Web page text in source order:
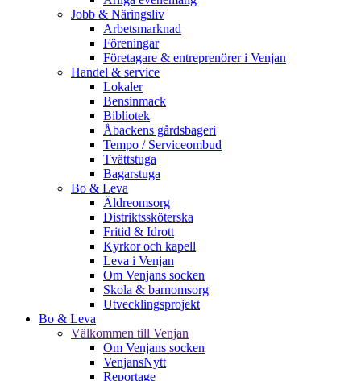
Jobb & Näringsliv
Arbetsmarknad
Föreningar
Företagare & entreprenörer i Venjan
Handel & service
Lokaler
Bensinmack
Bibliotek
Åbackens gårdsbageri
Tempo / Serviceombud
Tvättstuga
Bagarstuga
Bo & Leva
Äldreomsorg
Distriktssköterska
Fritid & Idrott
Kyrkor och kapell
Leva i Venjan
Om Venjans socken
Skola & barnomsorg
Utvecklingsprojekt
Bo & Leva
Välkommen till Venjan
Om Venjans socken
VenjansNytt
Reportage